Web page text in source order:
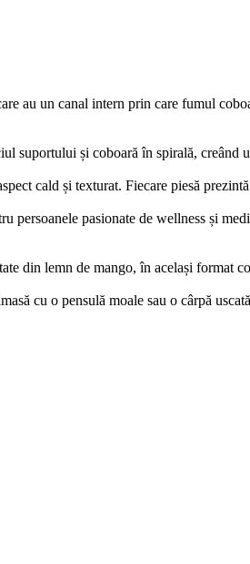
au un canal intern prin care fumul
și coboară în spirală, creând
cald și texturat. Fiecare piesă
persoanele pasionate de wellness și
din lemn de mango, în același format
cu o pensulă moale sau o cârpă